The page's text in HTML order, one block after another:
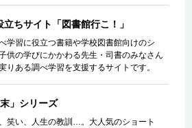
ちサイト「図書館行こ！」
学習に役立つ書籍や学校図書館向けのシ
供の学びにかかわる先生・司書のみなさん
りある調べ学習を支援するサイトです。
」シリーズ
笑い、人生の教訓…。大人気のショート